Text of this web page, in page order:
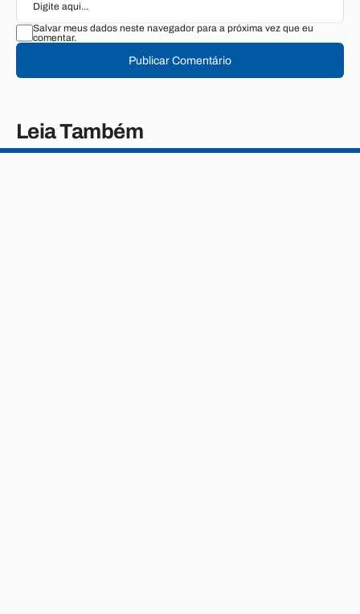
Salvar meus dados neste navegador para a próxima vez que eu
comentar.
Publicar Comentário
Leia Também